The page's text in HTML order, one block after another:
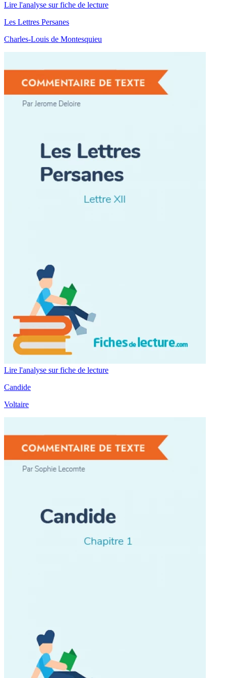
Lire l'analyse sur fiche de lecture
Les Lettres Persanes
Charles-Louis de Montesquieu
Lire l'analyse sur fiche de lecture
Candide
Voltaire